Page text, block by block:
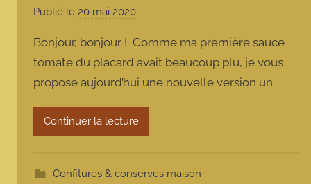
Publié le 20 mai 2020
r
m
a
m
o
t
Bonjour, bonjour ! Comme ma première sauce
tomate du placard avait beaucoup plu, je vous
propose aujourd’hui une nouvelle version un
Continuer la lecture
Confitures & conserves maison